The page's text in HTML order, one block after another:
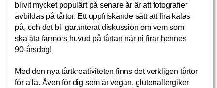
blivit mycket populärt på senare år är att fotografier
avbildas på tårtor. Ett uppfriskande sätt att fira kalas
på, och det bli garanterat diskussion om vem som
ska äta farmors huvud på tårtan när ni firar hennes
90-årsdag!
Med den nya tårtkreativiteten finns det verkligen tårtor
för alla. Även för dig som är vegan, glutenallergiker